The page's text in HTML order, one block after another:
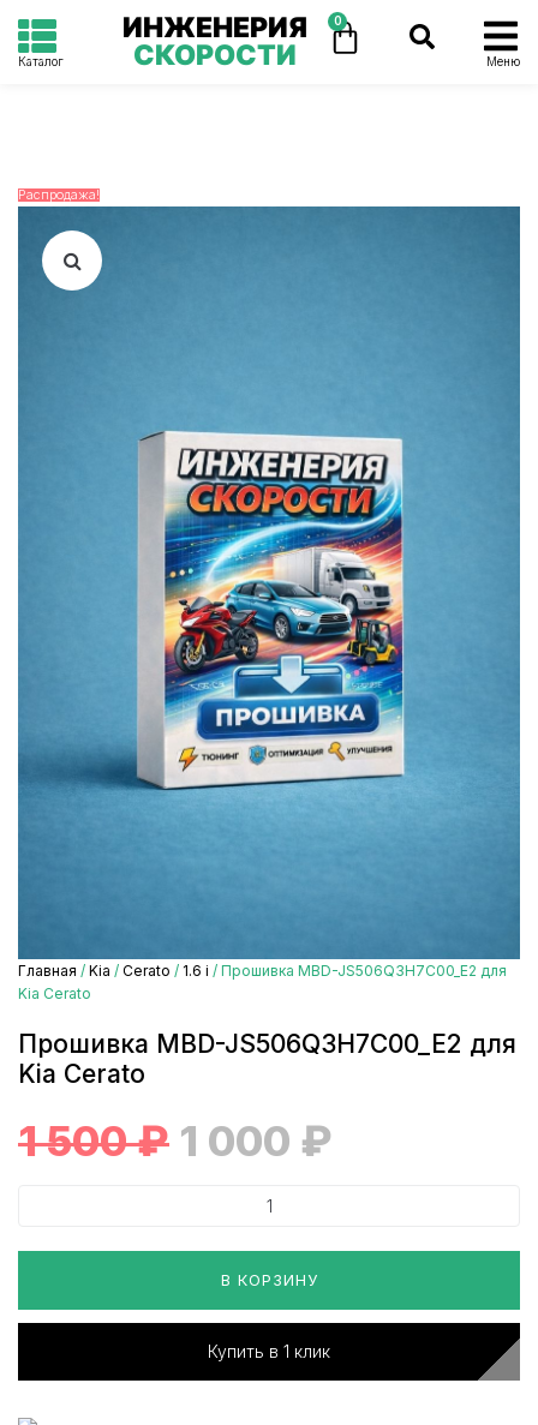
Каталог
ИНЖЕНЕРИЯ
СКОРОСТИ
0
Меню
Распродажа!
Главная / Kia / Cerato / 1.6 i / Прошивка MBD-JS506Q3H7C00_E2 для
Kia Cerato
Прошивка MBD-JS506Q3H7C00_E2 для
Kia Cerato
1 500₽ 1 000 ₽
В КОРЗИНУ
Купить в 1 клик